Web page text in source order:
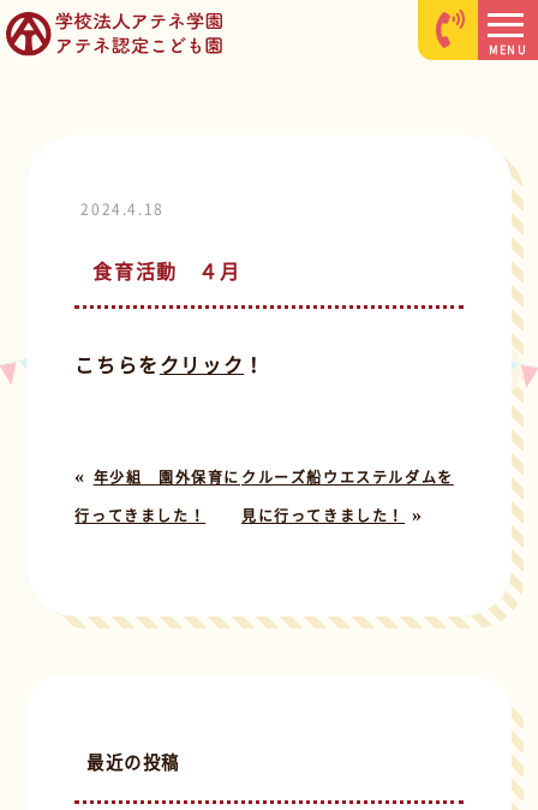
MENU
2024.4.18
食育活動 ４月
こちらをクリック ！
« 年少組 園外保育に
行ってきました！
クルーズ船ウエステルダムを
見に行ってきました！
»
最近の投稿